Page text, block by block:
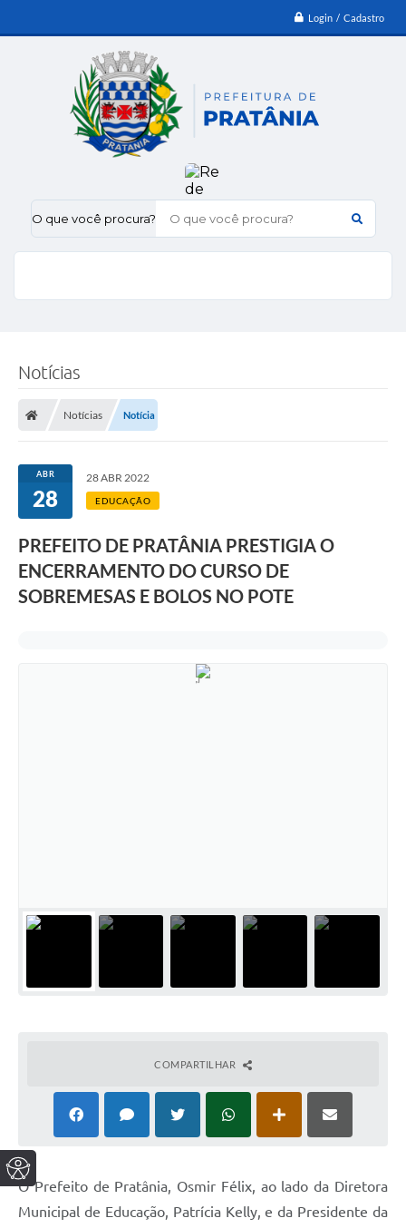
Login / Cadastro
O que você procura?
Notícias
Notícias Notícia
ABR
28
28 ABR 2022
EDUCAÇÃO
PREFEITO DE PRATÂNIA PRESTIGIA O
ENCERRAMENTO DO CURSO DE
SOBREMESAS E BOLOS NO POTE
COMPARTILHAR
O Prefeito de Pratânia, Osmir Félix, ao lado da Diretora
Municipal de Educação, Patrícia Kelly, e da Presidente da